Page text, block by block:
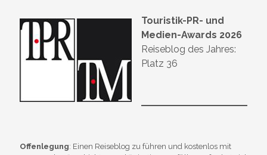
Touristik-PR- und
Medien-Awards 2026
Reiseblog des Jahres:
Platz 36
Offenlegung: Einen Reiseblog zu führen und kostenlos mit